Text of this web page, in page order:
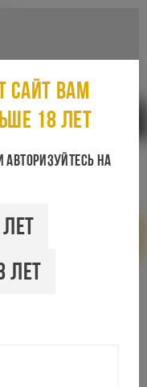
сайт вам
18 лет
авторизуйтесь на
лет